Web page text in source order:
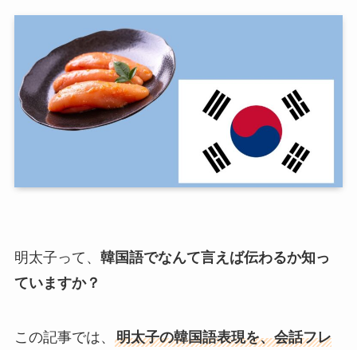
明太子って、 韓国語でなんて言えば伝わるか知っ
ていますか？
この記事では、 明太子の韓国語表現を、会話フレ